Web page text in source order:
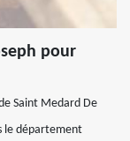
pour
Saint Medard De
le département